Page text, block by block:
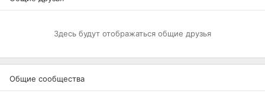
Здесь будут отображаться общие друзья
Общие сообщества